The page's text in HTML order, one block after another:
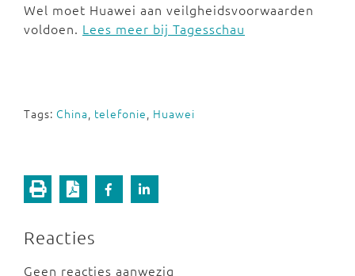
Wel moet Huawei aan veilgheidsvoorwaarden
voldoen. Lees meer bij Tagesschau
Tags: China, telefonie, Huawei
Reacties
Geen reacties aanwezig